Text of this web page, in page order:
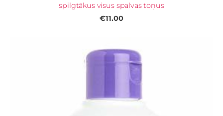
spilgtākus visus spalvas toņus
€11.00